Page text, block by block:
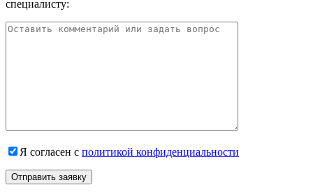
специалисту:
Я согласен с политикой конфиденциальности